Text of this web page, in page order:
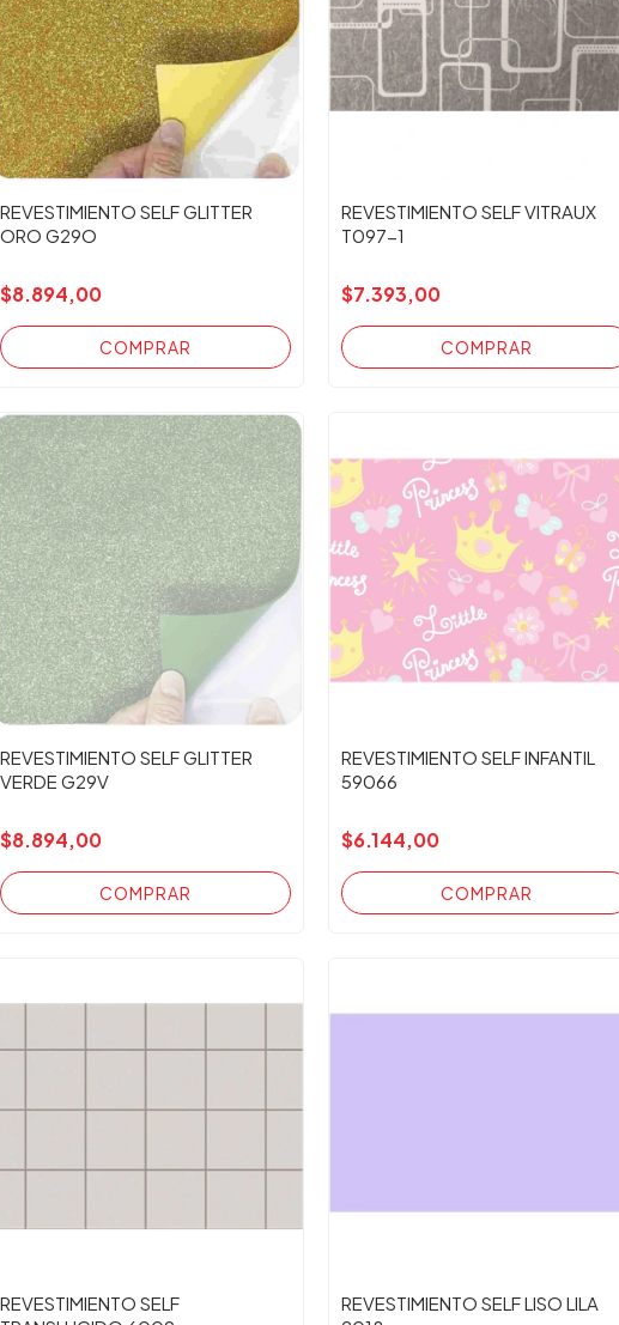
REVESTIMIENTO SELF GLITTER
ORO G29O
$8.894,00
REVESTIMIENTO SELF VITRAUX
T097-1
$7.393,00
REVESTIMIENTO SELF GLITTER
VERDE G29V
$8.894,00
REVESTIMIENTO SELF INFANTIL
59066
$6.144,00
REVESTIMIENTO SELF
REVESTIMIENTO SELF LISO LILA